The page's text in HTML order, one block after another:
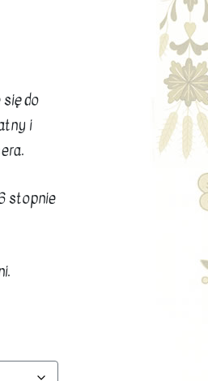
do
i
stopnie